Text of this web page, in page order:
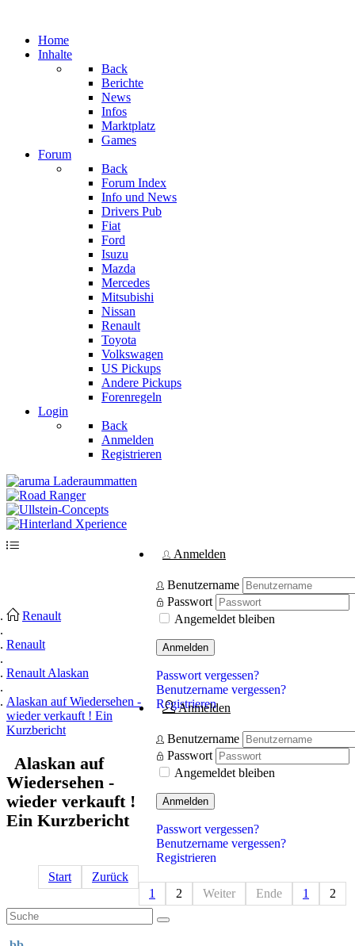
Home
Inhalte
Back
Berichte
News
Infos
Marktplatz
Games
Forum
Back
Forum Index
Info und News
Drivers Pub
Fiat
Ford
Isuzu
Mazda
Mercedes
Mitsubishi
Nissan
Renault
Toyota
Volkswagen
US Pickups
Andere Pickups
Forenregeln
Login
Back
Anmelden
Registrieren
Anmelden
Benutzername
Passwort
Angemeldet bleiben
Anmelden
Passwort vergessen?
Benutzername vergessen?
Registrieren
Anmelden
Benutzername
Passwort
Angemeldet bleiben
Anmelden
Passwort vergessen?
Benutzername vergessen?
Registrieren
Renault
Renault
Renault Alaskan
Alaskan auf Wiedersehen -
wieder verkauft ! Ein
Kurzbericht
Alaskan auf
Wiedersehen -
wieder verkauft !
Ein Kurzbericht
Start
Zurück
1
2 Weiter Ende 1 2